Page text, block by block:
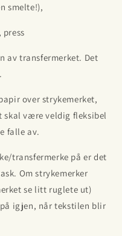
smelte!),
press
av transfermerket. Det
over strykemerket,
skal være veldig fleksibel
falle av.
transfermerke på er det
Om strykemerker
se litt ruglete ut)
igjen, når tekstilen blir